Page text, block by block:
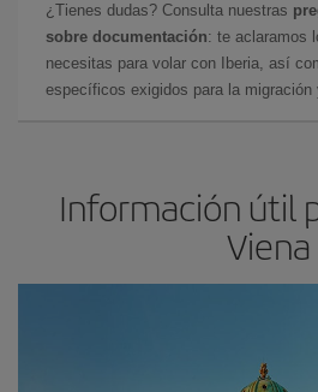
¿Tienes dudas? Consulta nuestras
sobre documentación: te aclaramos
necesitas para volar con Iberia, así
específicos exigidos para la migración
Información útil
Viena